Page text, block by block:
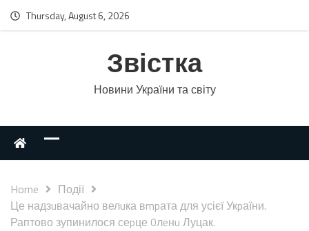
Thursday, August 6, 2026
Звістка
Новини України та світу
Home
Події
Це надзuвачайно велuка вmpата для усієї Укpаїни.
Раптово зупинилося сеpце 0лeнu Луцак.